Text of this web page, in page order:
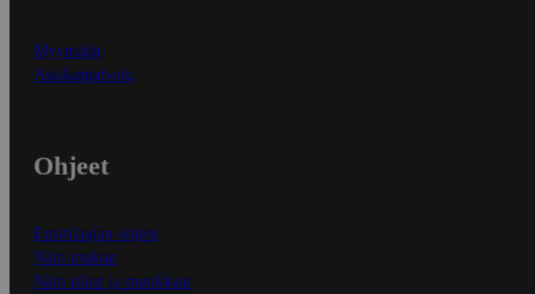
Myymälät
Asiakaspalvelu
Ohjeet
Ensitilaajan ohjeet
Näin maksat
Näin tilaat ja muokkaat